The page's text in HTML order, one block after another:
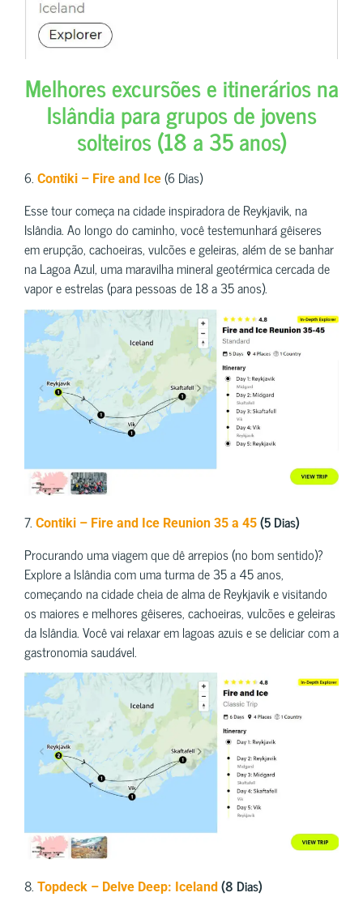
Melhores excursões e itinerários na
Islândia para grupos de jovens
solteiros (18 a 35 anos)
6. Contiki – Fire and Ice (6 Dias)
Esse tour começa na cidade inspiradora de Reykjavik, na
Islândia. Ao longo do caminho, você testemunhará gêiseres
em erupção, cachoeiras, vulcões e geleiras, além de se banhar
na Lagoa Azul, uma maravilha mineral geotérmica cercada de
vapor e estrelas (para pessoas de 18 a 35 anos).
7. Contiki – Fire and Ice Reunion 35 a 45 (5 Dias)
Procurando uma viagem que dê arrepios (no bom sentido)?
Explore a Islândia com uma turma de 35 a 45 anos,
começando na cidade cheia de alma de Reykjavik e visitando
os maiores e melhores gêiseres, cachoeiras, vulcões e geleiras
da Islândia. Você vai relaxar em lagoas azuis e se deliciar com a
gastronomia saudável.
8. Topdeck – Delve Deep: Iceland (8 Dias)